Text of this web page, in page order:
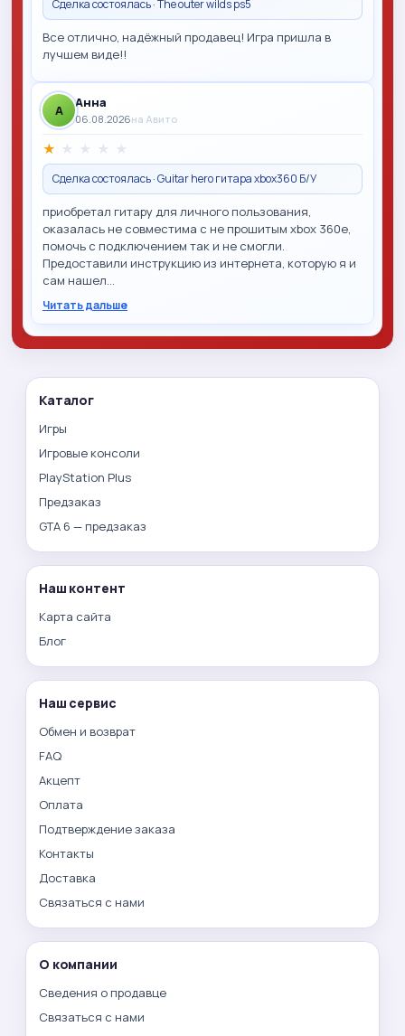
Сделка состоялась · The outer wilds ps5
Все отлично, надёжный продавец! Игра пришла в
лучшем виде!!
A Анна
06.08.2026на Авито
★ ★ ★ ★ ★
Сделка состоялась · Guitar hero гитара xbox360 Б/У
приобретал гитару для личного пользования,
оказалась не совместима с не прошитым xbox 360e,
помочь с подключением так и не смогли.
Предоставили инструкцию из интернета, которую я и
сам нашел…
Читать дальше
Каталог
Игры
Игровые консоли
PlayStation Plus
Предзаказ
GTA 6 — предзаказ
Наш контент
Карта сайта
Блог
Наш сервис
Обмен и возврат
FAQ
Акцепт
Оплата
Подтверждение заказа
Контакты
Доставка
Связаться с нами
О компании
Сведения о продавце
Связаться с нами